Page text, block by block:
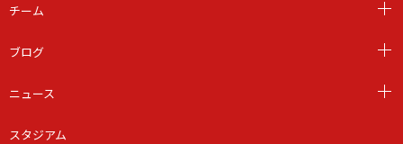
チーム
ブログ
ニュース
スタジアム